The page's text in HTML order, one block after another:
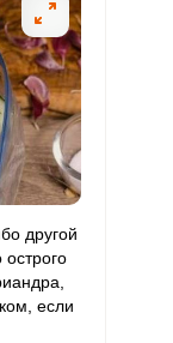
10.7
0
0
30.7
другой
если